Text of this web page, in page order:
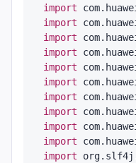
import
import
import
import
import
import
import
import
import
import
import